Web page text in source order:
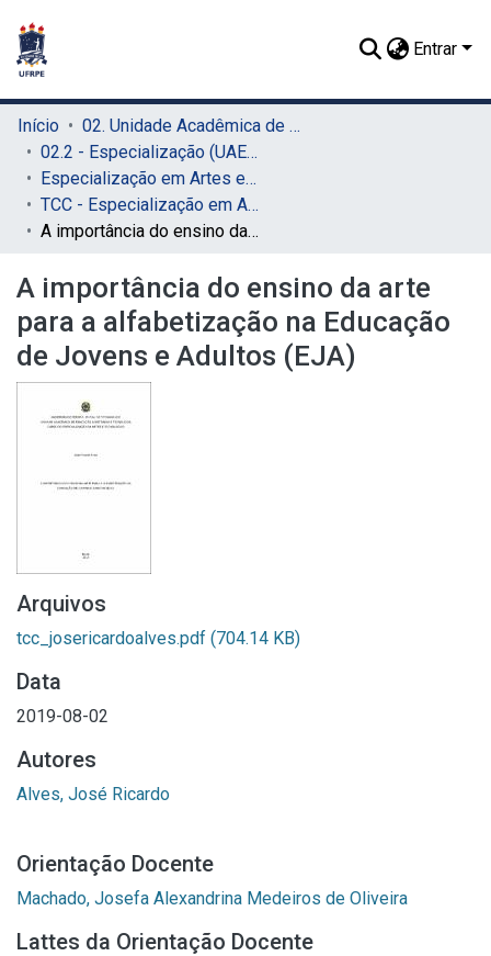
Entrar
Início
02. Unidade Acadêmica de Educação a Distância e Tecnologia (UAEADTec)
02.2 - Especialização (UAEADTec)
Especialização em Artes e Tecnologia (UAEADTec)
TCC - Especialização em Artes e Tecnologia (UAEADTec)
A importância do ensino da arte para a alfabetização na Educação de Jovens e Adultos (EJA)
A importância do ensino da arte
para a alfabetização na Educação
de Jovens e Adultos (EJA)
Arquivos
tcc_josericardoalves.pdf (704.14 KB)
Data
2019-08-02
Autores
Alves, José Ricardo
Orientação Docente
Machado, Josefa Alexandrina Medeiros de Oliveira
Lattes da Orientação Docente